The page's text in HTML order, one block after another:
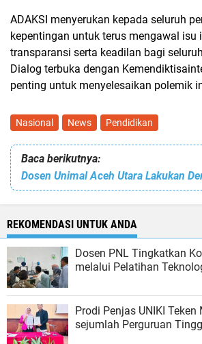
ADAKSI menyerukan kepada seluruh
kepentingan untuk terus mengawal isu
transparansi serta keadilan bagi
Dialog terbuka dengan
penting untuk menyelesaikan polemik
Nasional News Pendidikan
Baca berikutnya:
REKOMENDASI UNTUK ANDA
Dosen PNL Tingkatkan
melalui Pelatihan
Prodi Penjas UNIKI
sejumlah Perguruan